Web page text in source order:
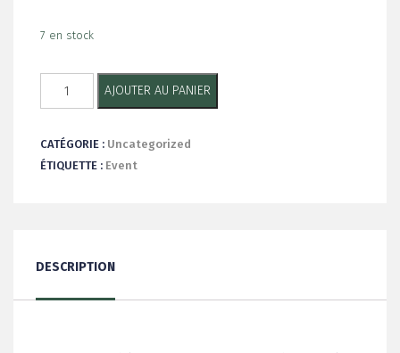
7 en stock
&
Brunch
Sautadet
AJOUTER AU PANIER
CATÉGORIE : Uncategorized
ÉTIQUETTE : Event
DESCRIPTION